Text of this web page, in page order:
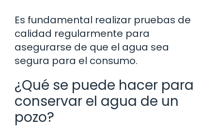
Es fundamental realizar pruebas de
calidad regularmente para
asegurarse de que el agua sea
segura para el consumo.
¿Qué se puede hacer para
conservar el agua de un
pozo?